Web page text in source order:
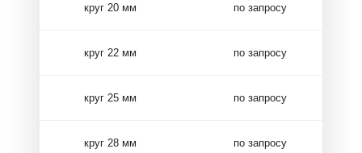
круг 20 мм по запросу
круг 22 мм по запросу
круг 25 мм по запросу
круг 28 мм по запросу